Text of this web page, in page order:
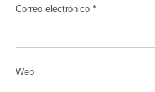
Correo electrónico*
Web